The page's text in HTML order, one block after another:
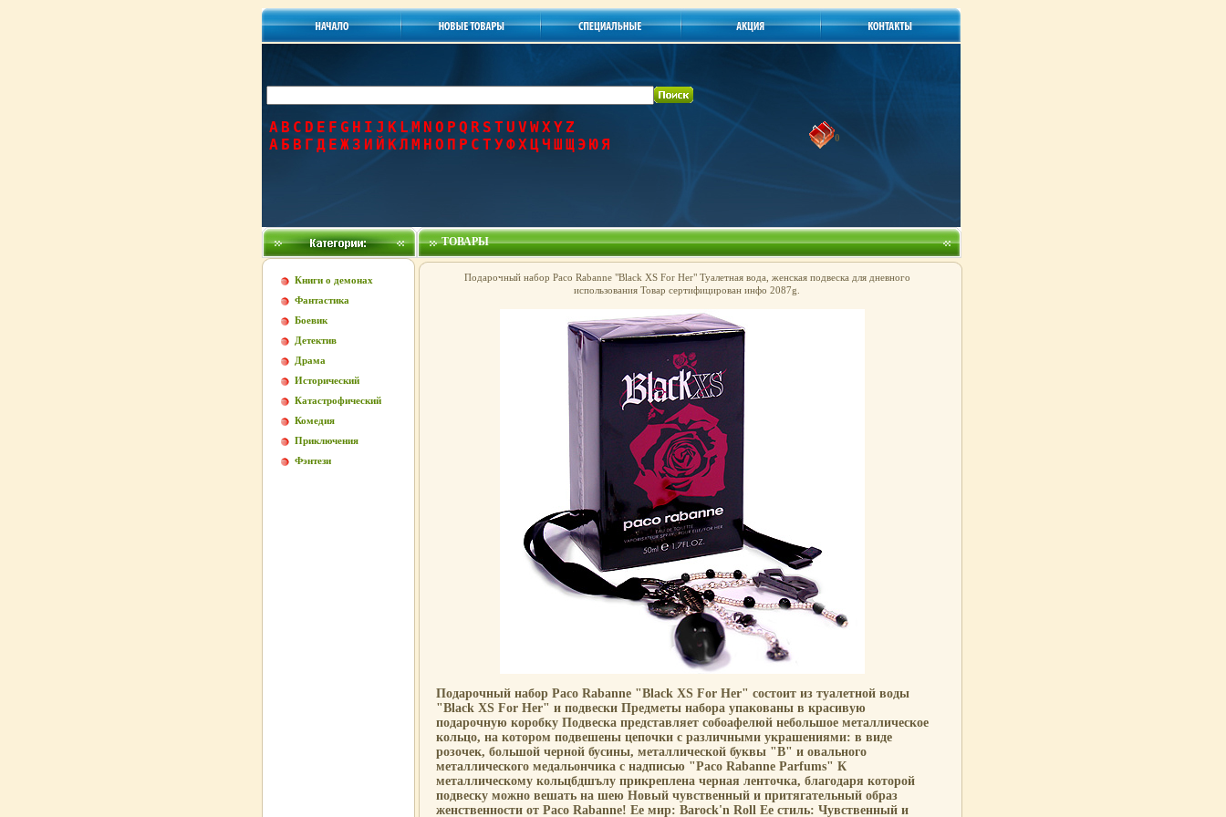
A B C D E F G H I J K L M N O P Q R S T U V WXYZ
А Б В Г Д Е Ж З И Й КЛ М Н О П Р С Т УФХЦЧ Ш Щ Э ЮЯ 0
Книги о демонах
Фантастика
Боевик
Детектив
Драма
Исторический
Катастрофический
Комедия
Приключения
Фэнтези
ТОВАРЫ
Подарочный набор Paco Rabanne "Black XS For Her" Туалетная вода, женская подвеска для дневного
использования Товар сертифицирован инфо 2087g.
Подарочный набор Paco Rabanne "Black XS For Her" состоит из туалетной воды
"Black XS For Her" и подвески Предметы набора упакованы в красивую
подарочную коробку Подвеска представляет собоафелюй небольшое металлическое
кольцо, на котором подвешены цепочки с различными украшениями: в виде
розочек, большой черной бусины, металлической буквы "В" и овального
металлического медальончика с надписью "Paco Rabanne Parfums" К
металлическому кольцбдшълу прикреплена черная ленточка, благодаря которой
подвеску можно вешать на шею Новый чувственный и притягательный образ
женственности от Paco Rabanne! Ее мир: Barock'n Roll Ее стиль: Чувственный и